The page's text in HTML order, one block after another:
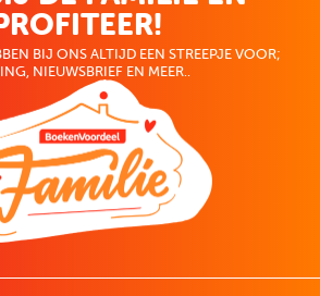
BIJ ONS ALTIJD EEN STREEPJE VOOR;
NIEUWSBRIEF EN MEER..